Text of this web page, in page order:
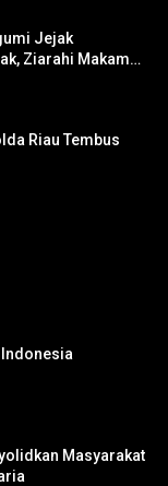
Jejak
Ziarahi Makam
Riau Tembus
Indonesia
Masyarakat